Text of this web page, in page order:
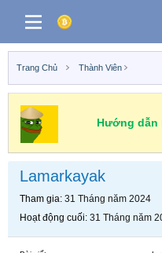
Trang Chủ Thành Viên
Hướng dẫn
Lamarkayak
Tham gia 31 Tháng năm 2024
Hoạt động cuối 31 Tháng năm